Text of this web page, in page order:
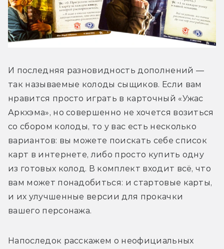
И последняя разновидность дополнений —
так называемые колоды сыщиков. Если вам
нравится просто играть в карточный «Ужас
Аркхэма», но совершенно не хочется возиться
со сбором колоды, то у вас есть несколько
вариантов: вы можете поискать себе список
карт в интернете, либо просто купить одну
из готовых колод. В комплект входит всё, что
вам может понадобиться: и стартовые карты,
и их улучшенные версии для прокачки
вашего персонажа.
Напоследок расскажем о неофициальных